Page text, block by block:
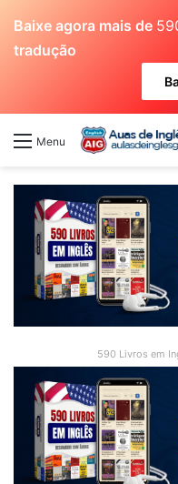
Baixe agora mais de
tradução
Menu
590 Livros em